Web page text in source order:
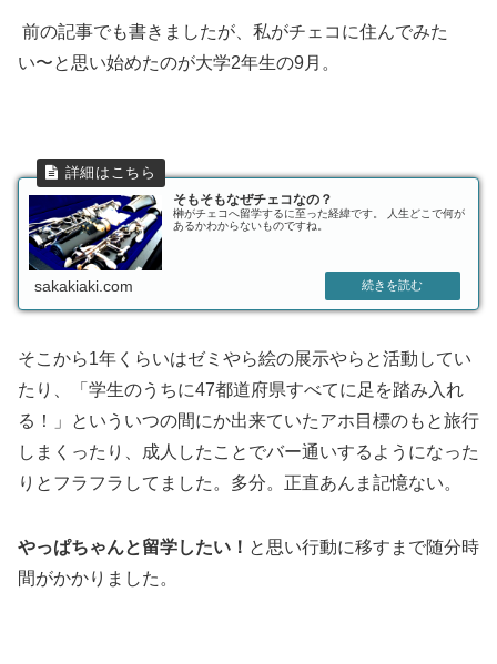
前の記事でも書きましたが、私がチェコに住んでみた
い〜と思い始めたのが大学2年生の9月。
そもそもなぜチェコなの？
榊がチェコへ留学するに至った経緯です。 人生どこで何が
あるかわからないものですね。
sakakiaki.com
そこから1年くらいはゼミやら絵の展示やらと活動してい
たり、「学生のうちに47都道府県すべてに足を踏み入れ
る！」といういつの間にか出来ていたアホ目標のもと旅行
しまくったり、成人したことでバー通いするようになった
りとフラフラしてました。多分。正直あんま記憶ない。
やっぱちゃんと留学したい！ と思い行動に移すまで随分時
間がかかりました。